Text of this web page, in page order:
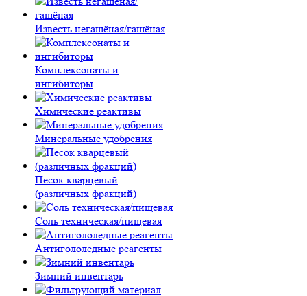
Известь негашёная/гашёная
Комплексонаты и
ингибиторы
Химические реактивы
Минеральные удобрения
Песок кварцевый
(различных фракций)
Соль техническая/пищевая
Антигололедные реагенты
Зимний инвентарь